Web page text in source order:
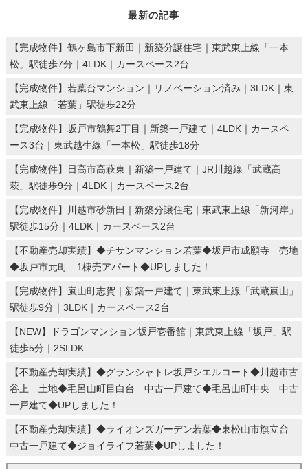
最新の記事
【完成物件】鶴ヶ島市下新田｜新築分譲住宅｜東武東上線「一本
松」駅徒歩7分｜4LDK｜カースペース2台
【完成物件】若葉台マンション｜リノベーション済み｜3LDK｜東
武東上線「若葉」駅徒歩22分
【完成物件】坂戸市鶴舞2丁目｜新築一戸建て｜4LDK｜カースペ
ース3台｜東武越生線「一本松」駅徒歩18分
【完成物件】日高市高萩東｜新築一戸建て｜JR川越線「武蔵高
萩」駅徒歩9分｜4LDK｜カースペース2台
【完成物件】川越市砂新田｜新築分譲住宅｜東武東上線「新河岸」
駅徒歩15分｜4LDK｜カースペース2台
【不動産売却実績】◆チサンマンション若葉◆坂戸市成願寺 売地
◆坂戸市元町 1棟売アパート◆UPしました！
【完成物件】嵐山町志賀｜新築一戸建て｜東武東上線「武蔵嵐山」
駅徒歩9分｜3LDK｜カースペース2台
【NEW】ドラゴンマンション坂戸壱番館｜東武東上線「坂戸」駅
徒歩5分｜2SLDK
【不動産売却実績】◆グランシャトレ坂戸シエルコート◆川越市古
谷上 土地◆毛呂山町目白台 中古一戸建て◆毛呂山町中央 中古
一戸建て◆UPしました！
【不動産売却実績】◆ライオンズガーデン若葉◆東松山市旗立台
中古一戸建て◆ジョイライフ若葉◆UPしました！